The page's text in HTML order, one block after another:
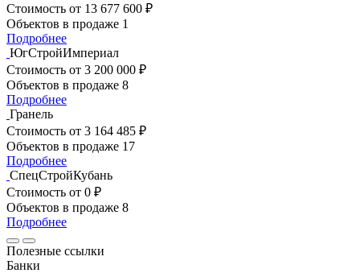
Стоимость от 13 677 600 ₽
Объектов в продаже 1
Подробнее
ЮгСтройИмпериал
Стоимость от 3 200 000 ₽
Объектов в продаже 8
Подробнее
Гранель
Стоимость от 3 164 485 ₽
Объектов в продаже 17
Подробнее
СпецСтройКубань
Стоимость от 0 ₽
Объектов в продаже 8
Подробнее
Полезные ссылки
Банки